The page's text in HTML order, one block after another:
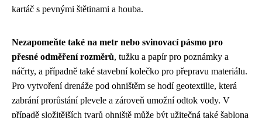
kartáč s pevnými štětinami a houba.
Nezapomeňte také na metr nebo svinovací pásmo pro
přesné odměření rozměrů, tužku a papír pro poznámky a
náčrty, a případně také stavební kolečko pro přepravu materiálu.
Pro vytvoření drenáže pod ohništěm se hodí geotextilie, která
zabrání prorůstání plevele a zároveň umožní odtok vody. V
případě složitějších tvarů ohniště může být užitečná také šablona